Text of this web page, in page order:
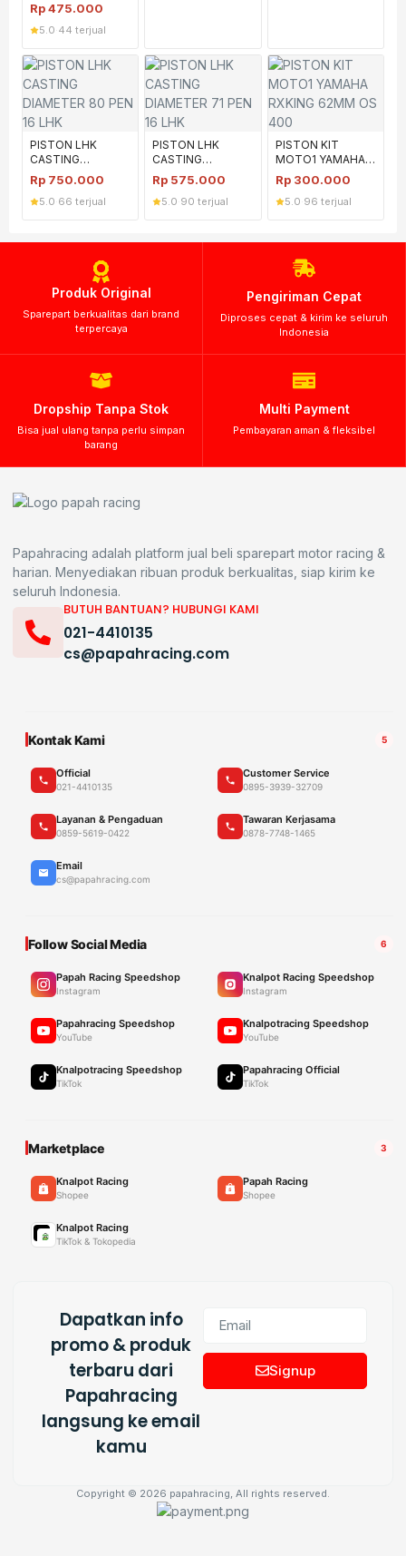
13 LHK
Rp475.000
5.0 44 terjual
PISTON LHK
CASTING
DIAMETER 80 PEN
16 LHK
Rp 750.000
5.0 66 terjual
PISTON LHK
CASTING
DIAMETER 71 PEN
16 LHK
Rp 575.000
5.0 90 terjual
PISTON KIT
MOTO1 YAMAHA
RXKING 62MM OS
400
Rp 300.000
5.0 96 terjual
Produk Original
Sparepart berkualitas dari brand
terpercaya
Pengiriman Cepat
Diproses cepat & kirim ke seluruh
Indonesia
Dropship Tanpa Stok
Bisa jual ulang tanpa perlu simpan
barang
Multi Payment
Pembayaran aman & fleksibel
Papahracing adalah platform jual beli sparepart motor racing &
harian. Menyediakan ribuan produk berkualitas, siap kirim ke
seluruh Indonesia.
BUTUH BANTUAN? HUBUNGI KAMI
021-4410135
cs@papahracing.com
Kontak Kami 5
Official
021-4410135
Customer Service
0895-3939-32709
Layanan & Pengaduan
0859-5619-0422
Tawaran Kerjasama
0878-7748-1465
Email
cs@papahracing.com
Follow Social Media 6
Papah Racing Speedshop
Instagram
Knalpot Racing Speedshop
Instagram
Papahracing Speedshop
YouTube
Knalpotracing Speedshop
YouTube
Knalpotracing Speedshop
TikTok
Papahracing Official
TikTok
Marketplace 3
Knalpot Racing
Shopee
Papah Racing
Shopee
Knalpot Racing
TikTok & Tokopedia
Dapatkan info
promo & produk
terbaru dari
Papahracing
langsung ke email
kamu
Signup
Copyright © 2026 papahracing, All rights reserved.